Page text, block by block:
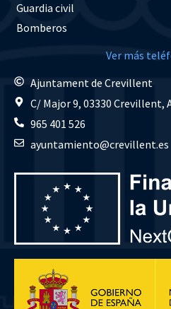
Guardia civil
Bomberos
Ver más
Ajuntament de Crevillent
C/ Major 9, 03330 Crevillent,
965 401 526
ayuntamiento@crevillent.es